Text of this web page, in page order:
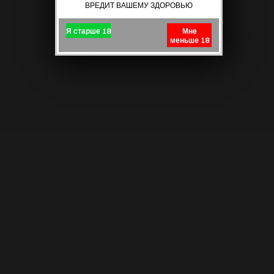
ВРЕДИТ ВАШЕМУ ЗДОРОВЬЮ
Я старше 18
Мне
меньше 18